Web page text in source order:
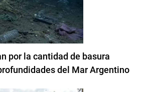
por la cantidad de basura
del Mar Argentino